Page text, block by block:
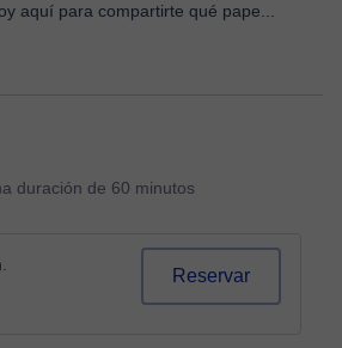
aquí para compartirte qué pape
duración de 60 minutos
Reservar